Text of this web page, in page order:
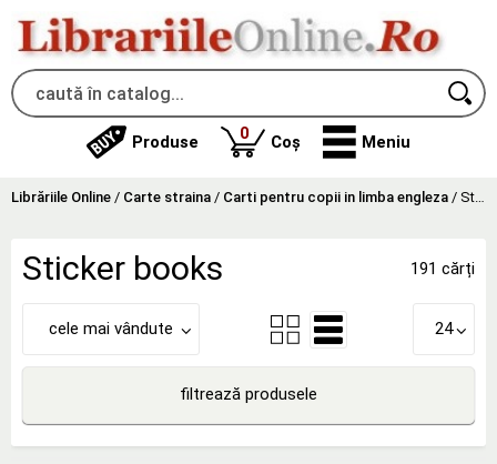
Produse 0produse
Coș Meniu
Librăriile Online / Carte straina / Carti pentru copii in limba engleza / Sticker books
Sticker books 191 cărți
cele mai vândute 24
filtrează produsele